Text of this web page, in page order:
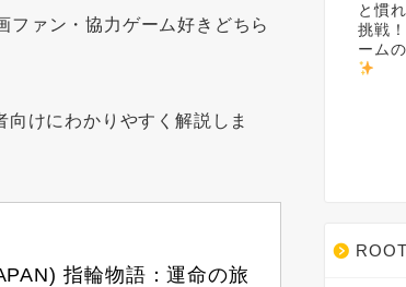
ファン・協力ゲーム好きどちら
向けにわかりやすく解説しま
指輪物語：運命の旅
と慣
挑戦
ーム
ROOT